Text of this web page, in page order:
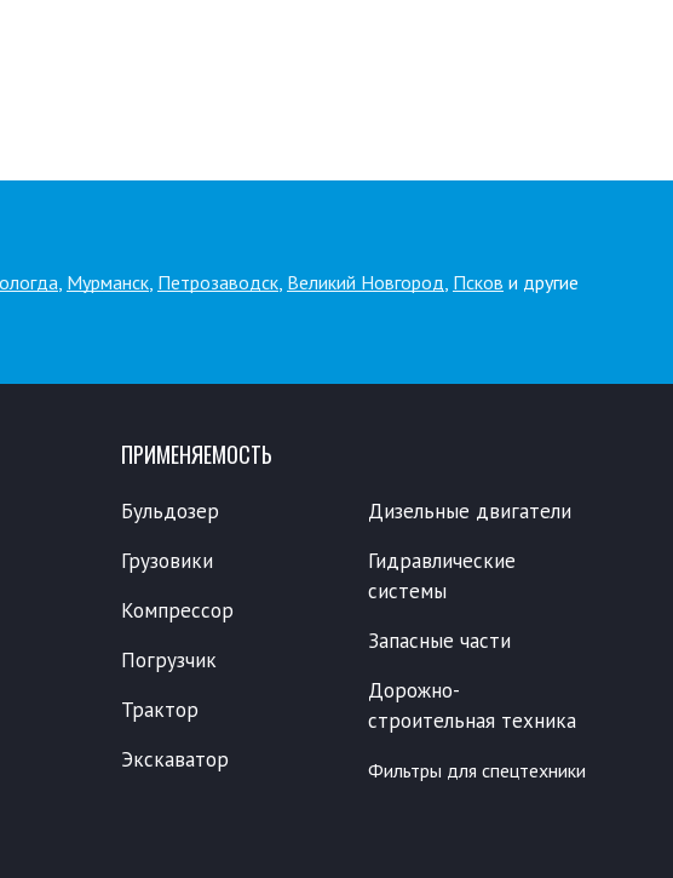
, Мурманск, Петрозаводск, Великий Новгород, Псков и другие
ПРИМЕНЯЕМОСТЬ
Бульдозер
Грузовики
Компрессор
Погрузчик
Трактор
Экскаватор
Дизельные двигатели
Гидравлические
системы
Запасные части
Дорожно-
строительная техника
Фильтры для спецтехники